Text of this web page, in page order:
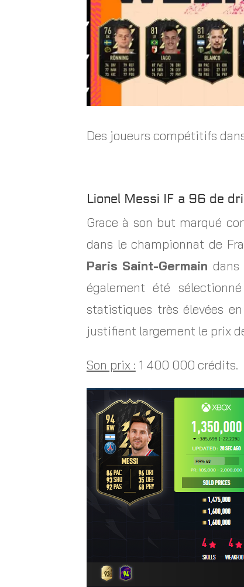
Des joueurs compétitifs
Lionel Messi IF a 96 de
Grace à son but marqué
dans le championnat de
Paris Saint-Germain dans
également été
statistiques très élevées
justifient largement le prix
Son prix : 1 400 000 crédits.